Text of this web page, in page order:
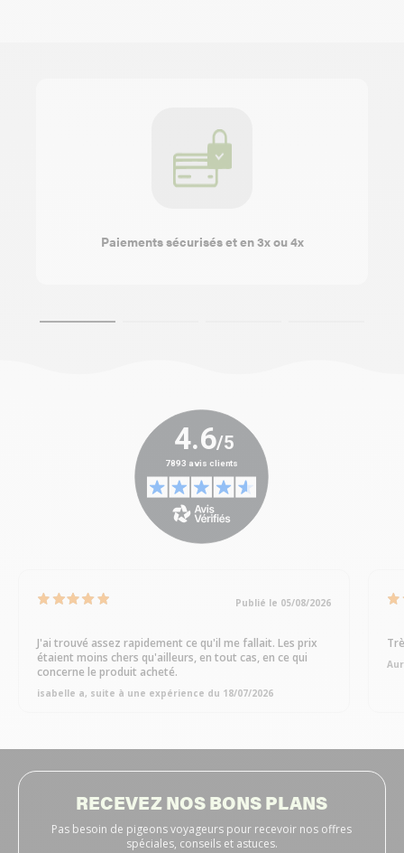
Paiements sécurisés et en 3x ou 4x
Publié le 05/08/2026
J'ai trouvé assez rapidement ce qu'il me fallait. Les prix
étaient moins chers qu'ailleurs, en tout cas, en ce qui
concerne le produit acheté.
isabelle a, suite à une expérience du 18/07/2026
RECEVEZ NOS BONS PLANS
Pas besoin de pigeons voyageurs pour recevoir nos offres
spéciales, conseils et astuces.